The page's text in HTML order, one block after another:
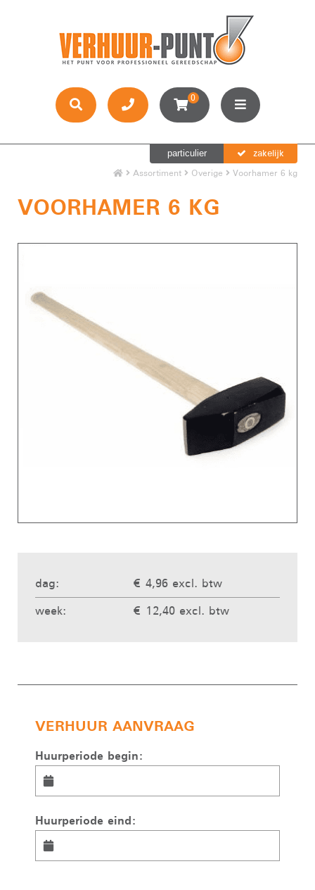
0
particulier zakelijk
Assortiment Overige Voorhamer 6 kg
VOORHAMER 6 KG
dag:
€ 4,96 excl. btw
week:
€ 12,40 excl. btw
VERHUUR AANVRAAG
Huurperiode begin:
Huurperiode eind: